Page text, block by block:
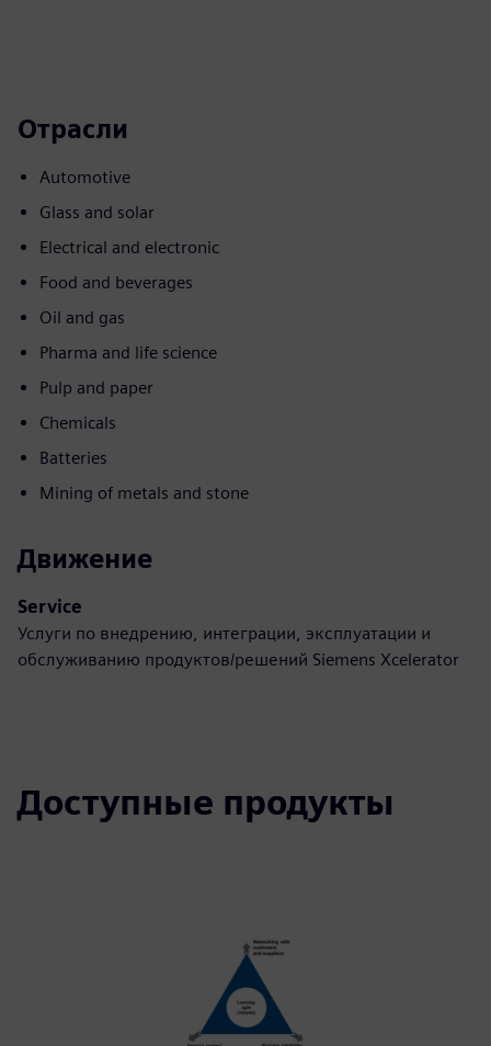
Отрасли
Automotive
Glass and solar
Electrical and electronic
Food and beverages
Oil and gas
Pharma and life science
Pulp and paper
Chemicals
Batteries
Mining of metals and stone
Движение
Service
Услуги по внедрению, интеграции, эксплуатации и
обслуживанию продуктов/решений Siemens Xcelerator
Доступные продукты